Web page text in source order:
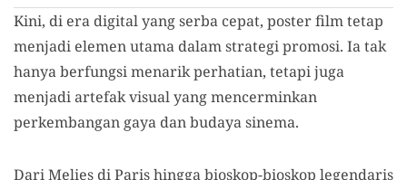
Kini, di era digital yang serba cepat, poster film tetap
menjadi elemen utama dalam strategi promosi. Ia tak
hanya berfungsi menarik perhatian, tetapi juga
menjadi artefak visual yang mencerminkan
perkembangan gaya dan budaya sinema.
Dari Melies di Paris hingga bioskop-bioskop legendaris